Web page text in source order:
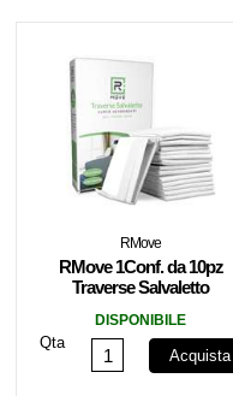
RMove
RMove 1Conf. da 10pz
Traverse Salvaletto
DISPONIBILE
Qta
Acquista